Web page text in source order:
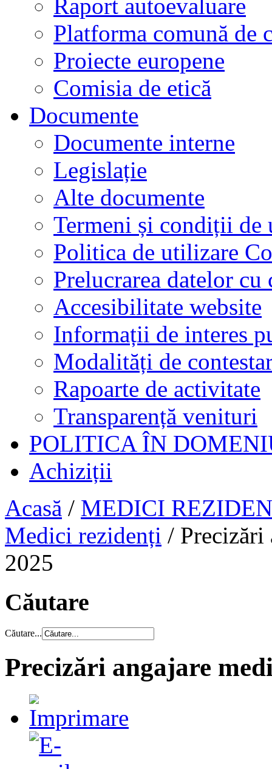
Raport autoevaluare
Platforma comună de
Proiecte europene
Comisia de etică
Documente
Documente interne
Legislație
Alte documente
Termeni și condiții de
Politica de utilizare
Prelucrarea datelor cu
Accesibilitate website
Informații de interes
Modalități de
Rapoarte de activitate
Transparență venituri
POLITICA ÎN
Achiziții
Acasă / MEDICI
Medici rezidenți / Precizări
2025
Căutare
Căutare...
Precizări angajare